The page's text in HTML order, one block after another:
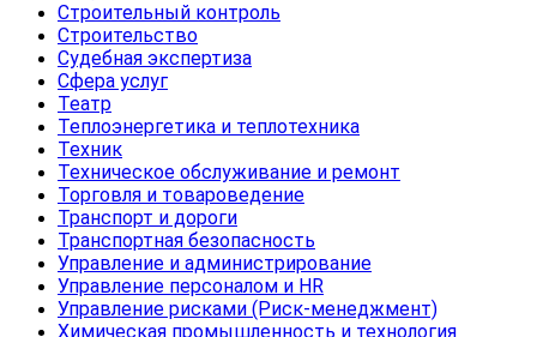
Строительный контроль
Строительство
Судебная экспертиза
Сфера услуг
Театр
Теплоэнергетика и теплотехника
Техник
Техническое обслуживание и ремонт
Торговля и товароведение
Транспорт и дороги
Транспортная безопасность
Управление и администрирование
Управление персоналом и HR
Управление рисками (Риск-менеджмент)
Химическая промышленность и технология